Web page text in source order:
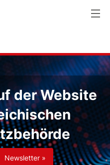
der Website
Newsletter »